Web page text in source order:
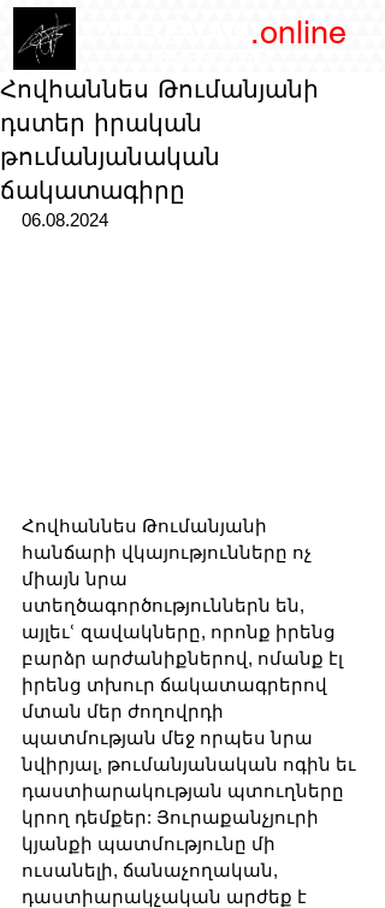
.online
Հովհաննես Թումանյանի
դստեր իրական
թումանյանական
ճակատագիրը
06.08.2024
Հովհաննես Թումանյանի
հանճարի վկայությունները ոչ
միայն նրա
ստեղծագործություններն են,
այլեւՙ զավակները, որոնք իրենց
բարձր արժանիքներով, ոմանք էլ
իրենց տխուր ճակատագրերով
մտան մեր ժողովրդի
պատմության մեջ որպես նրա
նվիրյալ, թումանյանական ոգին եւ
դաստիարակության պտուղները
կրող դեմքեր: Յուրաքանչյուրի
կյանքի պատմությունը մի
ուսանելի, ճանաչողական,
դաստիարակչական արժեք է